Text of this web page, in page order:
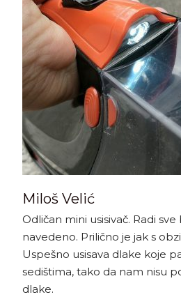
Miloš Velić
Odličan mini usisivač. Radi
navedeno. Prilično je jak s
Uspešno usisava dlake koje
sedištima, tako da nam nisu
dlake.